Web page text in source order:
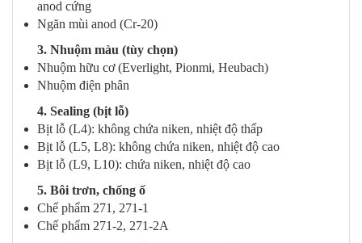
anod cứng
Ngăn mùi anod (Cr-20)
3. Nhuộm màu (tùy chọn)
Nhuộm hữu cơ (Everlight, Pionmi, Heubach)
Nhuộm điện phân
4. Sealing (bịt lỗ)
Bịt lỗ (L4): không chứa niken, nhiệt độ thấp
Bịt lỗ (L5, L8): không chứa niken, nhiệt độ cao
Bịt lỗ (L9, L10): chứa niken, nhiệt độ cao
5. Bôi trơn, chống ố
Chế phẩm 271, 271-1
Chế phẩm 271-2, 271-2A